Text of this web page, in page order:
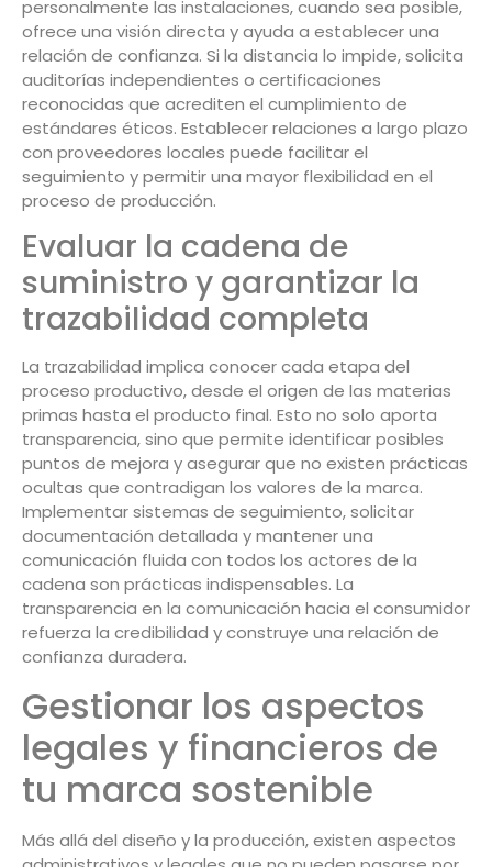
personalmente las instalaciones, cuando sea posible,
ofrece una visión directa y ayuda a establecer una
relación de confianza. Si la distancia lo impide, solicita
auditorías independientes o certificaciones
reconocidas que acrediten el cumplimiento de
estándares éticos. Establecer relaciones a largo plazo
con proveedores locales puede facilitar el
seguimiento y permitir una mayor flexibilidad en el
proceso de producción.
Evaluar la cadena de
suministro y garantizar la
trazabilidad completa
La trazabilidad implica conocer cada etapa del
proceso productivo, desde el origen de las materias
primas hasta el producto final. Esto no solo aporta
transparencia, sino que permite identificar posibles
puntos de mejora y asegurar que no existen prácticas
ocultas que contradigan los valores de la marca.
Implementar sistemas de seguimiento, solicitar
documentación detallada y mantener una
comunicación fluida con todos los actores de la
cadena son prácticas indispensables. La
transparencia en la comunicación hacia el consumidor
refuerza la credibilidad y construye una relación de
confianza duradera.
Gestionar los aspectos
legales y financieros de
tu marca sostenible
Más allá del diseño y la producción, existen aspectos